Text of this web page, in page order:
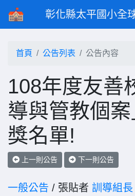
彰化縣太平國小全
首頁 公告列表 公告內容
108年度友善
導與管教個
獎名單!
上一則公告 下一則公告
一般公告 / 張貼者 訓導組長